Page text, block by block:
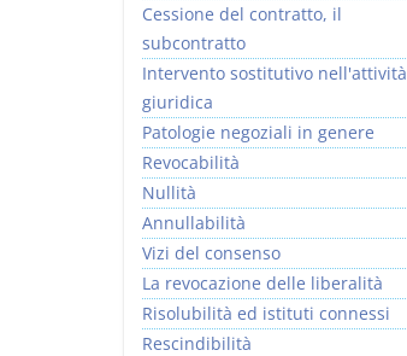
Cessione del contratto, il
subcontratto
Intervento sostitutivo nell'attività
giuridica
Patologie negoziali in genere
Revocabilità
Nullità
Annullabilità
Vizi del consenso
La revocazione delle liberalità
Risolubilità ed istituti connessi
Rescindibilità